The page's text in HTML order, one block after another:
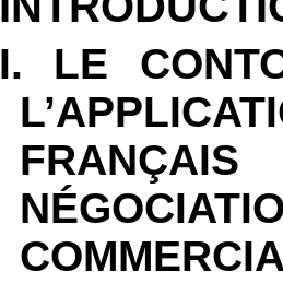
I. LE